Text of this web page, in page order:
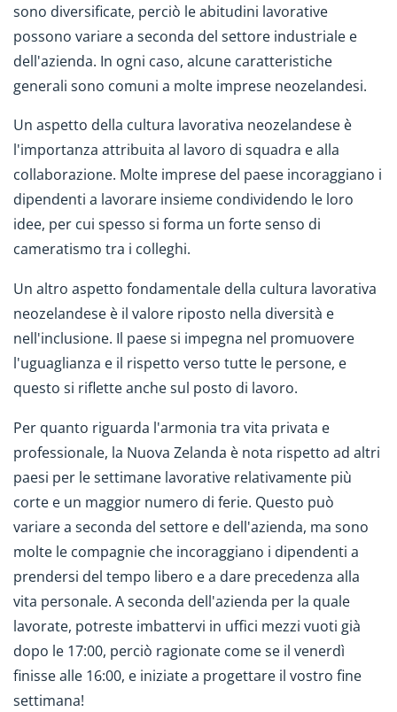
sono diversificate, perciò le abitudini lavorative
possono variare a seconda del settore industriale e
dell'azienda. In ogni caso, alcune caratteristiche
generali sono comuni a molte imprese neozelandesi.
Un aspetto della cultura lavorativa neozelandese è
l'importanza attribuita al lavoro di squadra e alla
collaborazione. Molte imprese del paese incoraggiano i
dipendenti a lavorare insieme condividendo le loro
idee, per cui spesso si forma un forte senso di
cameratismo tra i colleghi.
Un altro aspetto fondamentale della cultura lavorativa
neozelandese è il valore riposto nella diversità e
nell'inclusione. Il paese si impegna nel promuovere
l'uguaglianza e il rispetto verso tutte le persone, e
questo si riflette anche sul posto di lavoro.
Per quanto riguarda l'armonia tra vita privata e
professionale, la Nuova Zelanda è nota rispetto ad altri
paesi per le settimane lavorative relativamente più
corte e un maggior numero di ferie. Questo può
variare a seconda del settore e dell'azienda, ma sono
molte le compagnie che incoraggiano i dipendenti a
prendersi del tempo libero e a dare precedenza alla
vita personale. A seconda dell'azienda per la quale
lavorate, potreste imbattervi in uffici mezzi vuoti già
dopo le 17:00, perciò ragionate come se il venerdì
finisse alle 16:00, e iniziate a progettare il vostro fine
settimana!